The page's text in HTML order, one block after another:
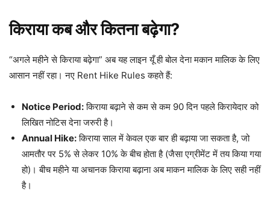
किराया कब और कितना बढ़ेगा?
“अगले महीने से किराया बढ़ेगा” अब यह लाइन यूँ ही बोल देना मकान मालिक के लिए
आसान नहीं रहा। नए Rent Hike Rules कहते हैं:
Notice Period:किराया बढ़ाने से कम से कम 90 दिन पहले किरायेदार को
लिखित नोटिस देना जरुरी है।
Annual Hike:किराया साल में केवल एक बार ही बढ़ाया जा सकता है, जो
आमतौर पर 5% से लेकर 10% के बीच होता है (जैसा एग्रीमेंट में तय किया गया
हो)। बीच महीने या अचानक किराया बढ़ाना अब माकन मालिक के लिए सही नहीं
है।